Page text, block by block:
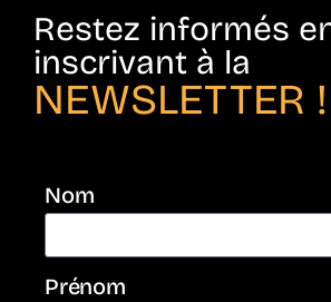
Restez informés
inscrivant à la
NEWSLETTER !
Nom
Prénom